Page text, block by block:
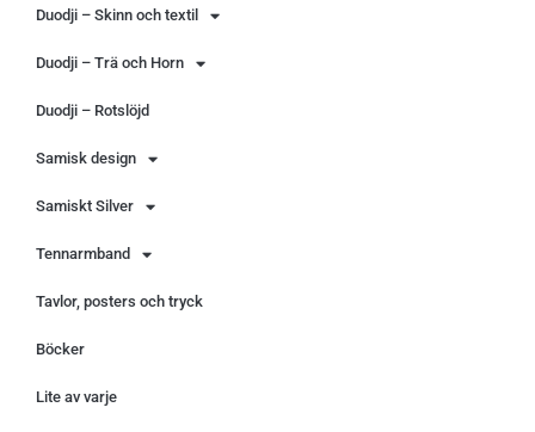
Duodji – Skinn och textil
Duodji – Trä och Horn
Duodji – Rotslöjd
Samisk design
Samiskt Silver
Tennarmband
Tavlor, posters och tryck
Böcker
Lite av varje